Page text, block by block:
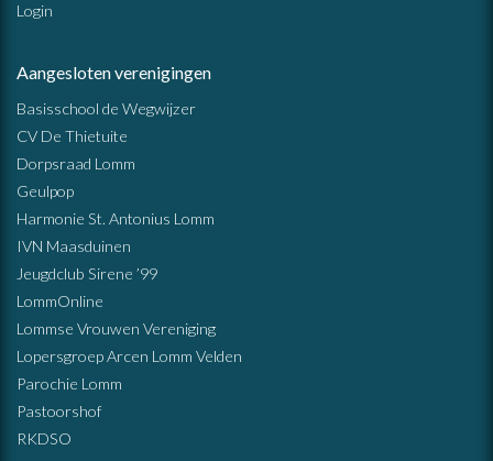
Login
Aangesloten verenigingen
Basisschool de Wegwijzer
CV De Thietuite
Dorpsraad Lomm
Geulpop
Harmonie St. Antonius Lomm
IVN Maasduinen
Jeugdclub Sirene ’99
LommOnline
Lommse Vrouwen Vereniging
Lopersgroep Arcen Lomm Velden
Parochie Lomm
Pastoorshof
RKDSO